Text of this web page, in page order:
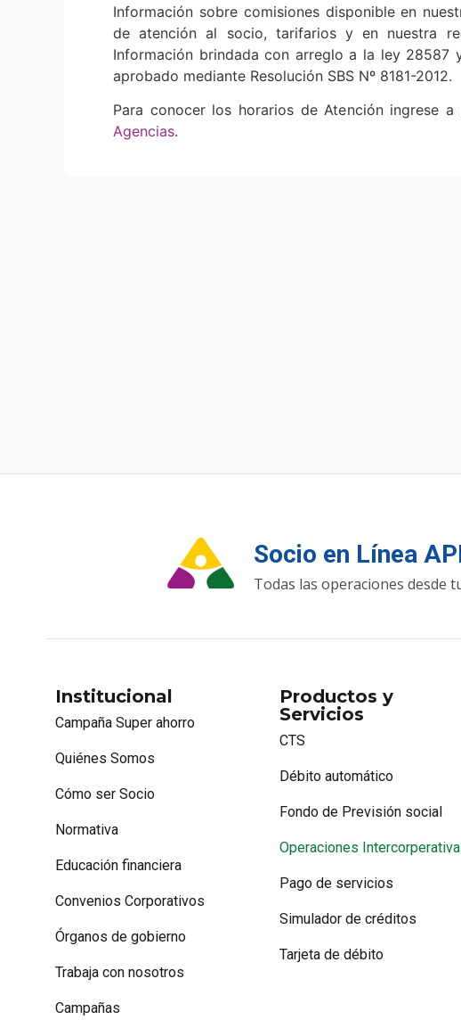
Información sobre comisiones disponible en
de atención al socio, tarifarios y en nuestra
Información brindada con arreglo a la ley 28587
aprobado mediante Resolución SBS Nº 8181-2012.
Para conocer los horarios de Atención ingrese a
Agencias.
Socio en Línea
Todas las operaciones desde
Institucional
Campaña Super ahorro
Quiénes Somos
Cómo ser Socio
Normativa
Educación financiera
Convenios Corporativos
Órganos de gobierno
Trabaja con nosotros
Campañas
Productos y
Servicios
CTS
Débito automático
Fondo de Previsión social
Operaciones
Pago de servicios
Simulador de créditos
Tarjeta de débito